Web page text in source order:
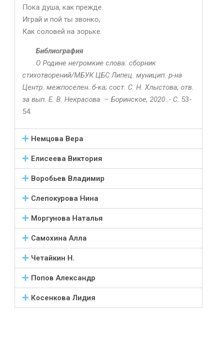
Пока душа, как прежде.
Играй и пой ты звонко,
Как соловей на зорьке.
Библиография
О Родине негромкие слова: сборник
стихотворений/МБУК ЦБС Липец. муницип. р-на
Центр. межпоселен. б-ка; сост. С. Н. Хлыстова; отв.
за вып. Е. В. Некрасова. – Боринское, 2020 .- С. 53-
54.
Немцова Вера
Елисеева Виктория
Воробьев Владимир
Слепокурова Нина
Моргунова Наталья
Самохина Алла
Четайкин Н.
Попов Александр
Косенкова Лидия